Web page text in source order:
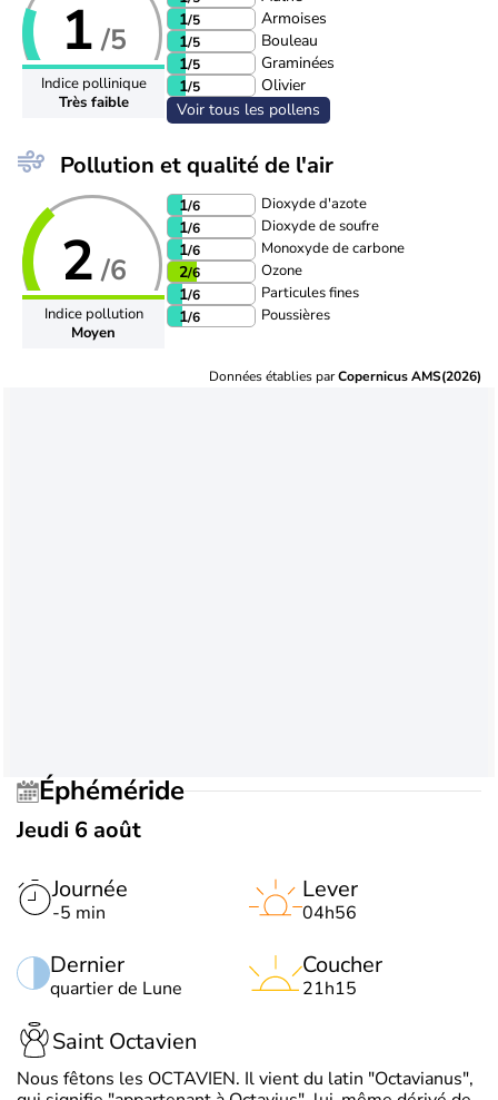
1 /5
Indice pollinique
Très faible
1/5
Armoises
1/5
Bouleau
1/5
Graminées
1/5
Olivier
Voir tous les pollens
Pollution et qualité de l'air
2 /6
Indice pollution
Moyen
1/6 Dioxyde d'azote
1/6 Dioxyde de soufre
1/6 Monoxyde de carbone
2/6 Ozone
1/6 Particules fines
1/6 Poussières
Données établies parCopernicus AMS(2026)
Éphéméride
Jeudi 6 août
Journée
-5 min
Dernier
quartier de Lune
Lever
04h56
Coucher
21h15
Saint Octavien
Nous fêtons les OCTAVIEN. Il vient du latin "Octavianus",